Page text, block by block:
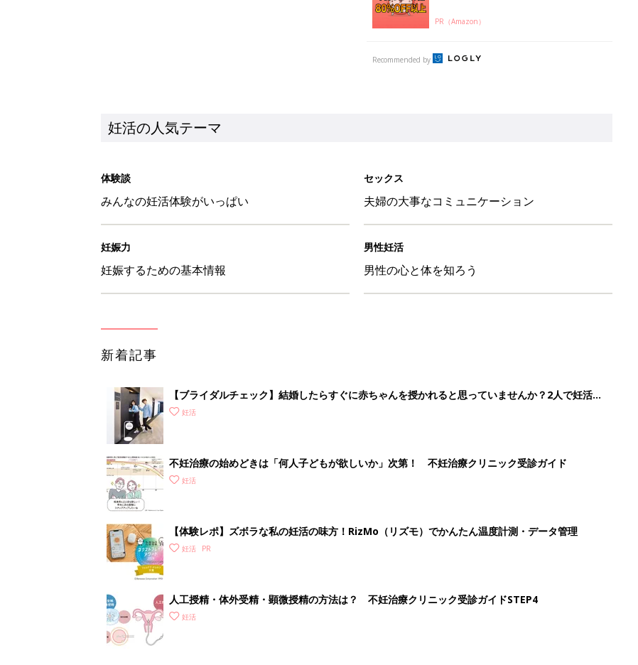
PR（Amazon）
Recommended by
妊活の人気テーマ
体験談
みんなの妊活体験がいっぱい
セックス
夫婦の大事なコミュニケーション
妊娠力
妊娠するための基本情報
男性妊活
男性の心と体を知ろう
新着記事
【ブライダルチェック】結婚したらすぐに赤ちゃんを授かれると思っていませんか？2人で妊活ス
タートしよう
妊活
不妊治療の始めどきは「何人子どもが欲しいか」次第！ 不妊治療クリニック受診ガイド
妊活
【体験レポ】ズボラな私の妊活の味方！RizMo（リズモ）でかんたん温度計測・データ管理
妊活
人工授精・体外受精・顕微授精の方法は？ 不妊治療クリニック受診ガイドSTEP4
妊活